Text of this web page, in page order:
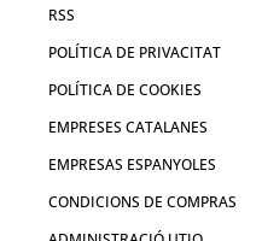
RSS
POLÍTICA DE PRIVACITAT
POLÍTICA DE COOKIES
EMPRESES CATALANES
EMPRESAS ESPANYOLES
CONDICIONS DE COMPRAS